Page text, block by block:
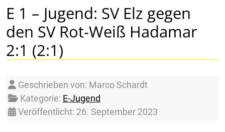
E 1 – Jugend: SV Elz gegen
den SV Rot-Weiß Hadamar
2:1 (2:1)
Details
Geschrieben von: Marco Schardt
Kategorie: E-Jugend
Veröffentlicht: 26. September 2023